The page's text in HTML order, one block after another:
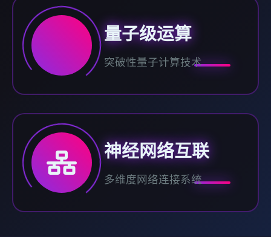
量子级运算
突破性量子计算技术
神经网络互联
多维度网络连接系统